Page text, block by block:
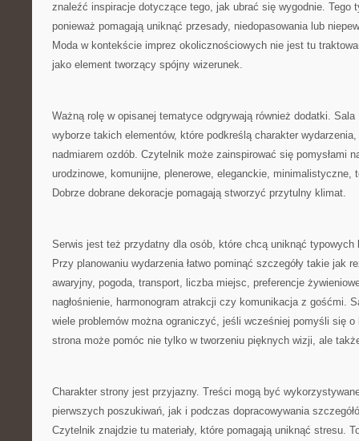
znaleźć inspiracje dotyczące tego, jak ubrać się wygodnie. Tego
ponieważ pomagają uniknąć przesady, niedopasowania lub
Moda w kontekście imprez okolicznościowych nie jest tu
jako element tworzący spójny wizerunek.
Ważną rolę w opisanej tematyce odgrywają również dodatki.
wyborze takich elementów, które podkreślą charakter
nadmiarem ozdób. Czytelnik może zainspirować się pomysłami
urodzinowe, komunijne, plenerowe, eleganckie, minimalistyczne,
Dobrze dobrane dekoracje pomagają stworzyć przytulny klimat.
Serwis jest też przydatny dla osób, które chcą uniknąć typowych
Przy planowaniu wydarzenia łatwo pominąć szczegóły takie jak
awaryjny, pogoda, transport, liczba miejsc, preferencje
nagłośnienie, harmonogram atrakcji czy komunikacja z gośćmi.
wiele problemów można ograniczyć, jeśli wcześniej pomyśli się
strona może pomóc nie tylko w tworzeniu pięknych wizji, ale
Charakter strony jest przyjazny. Treści mogą być
pierwszych poszukiwań, jak i podczas dopracowywania
Czytelnik znajdzie tu materiały, które pomagają uniknąć stresu.